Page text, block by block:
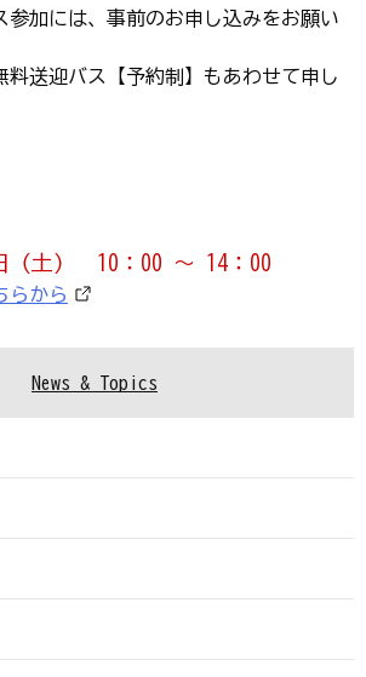
参加には、事前のお申し込みをお願い
料送迎バス【予約制】もあわせて申し
（土） 10：00 ～ 14：00
News & Topics